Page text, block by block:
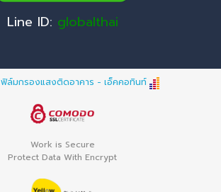
Line ID: globalthai
ฟิล์มกรองแสงติดอาคาร - เอ็คคอทินท์
Work is Secure
Protect Data With Encrypt